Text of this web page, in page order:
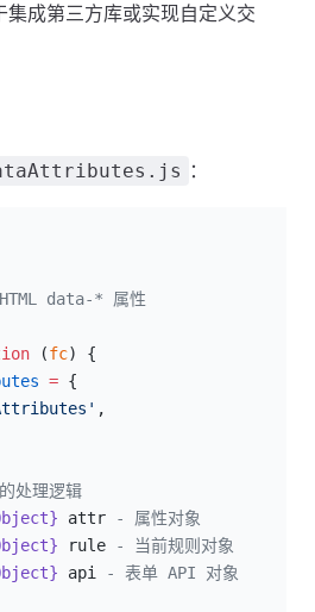
成第三方库或实现自定义交
：
data-* 属性
(fc) {
= {
,
处理逻辑
attr - 属性对象
rule - 当前规则对象
api
- 表单 API 对象